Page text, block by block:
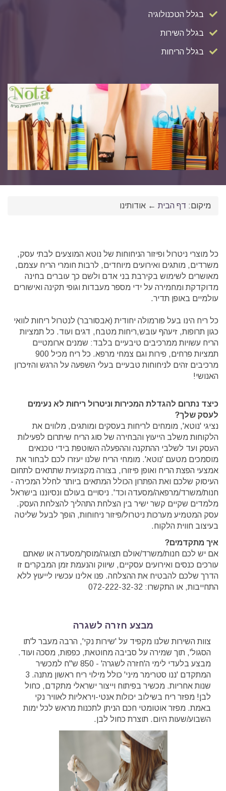
בגלל הטכנולוגיה
בגלל השירות
בגלל הריחות
מיקום: דף הבית ← אודותינו
כל מוצרי ניטרול ופיזור הניחוחות של נוטא המוצעים לבתי עסק,
משרדים, מותגים ואירועים מיוחדים, לרבות חומרי הריח עצמם,
מאושרים לשימוש בקירבת בני אדם ולשם כך עוברים בחינה
מדוקדקת ומחמירה על ידי מספר מעבדות וגופי תקינה ואישורים
עולמיים באופן תדיר.
כל ריח הינו בעל פורמולה יחודית (אבסורבר) לנטרול ריחות לוואי
כגון תרופות, זיעהף עובש,ריחות מטבח, דגים ועוד. כל תמציות
הריח עשויות ממרכיבים טיבעיים בלבד: שמנים ארומטיים
תמציות פרחים, פירות וגם צמחי מרפא. כל ריח מכיל 900
מרכיבים זהים לניחוחות טבעיים בעלי השפעה על הרגש והזיכרון
האנושי!
כיצד נתרום להגדלת המכירות וניטרול ריחות לא נעימים
לעסק שלך?
נציגי 'נוטא', מומחים לריחות בעסקים ומותגים, מלווים את
הלקוחות משלב הייעוץ והבחירה של סוג הריח שיתרום לפעילות
העסק ועד לשלבי ההתקנה וההפעלה השוטפת בידי טכנאים
מוסמכים מטעם 'נוטא'. מומחי הריח שלנו יעזרו לכם לבחור את
אמצעי הפצת הריח ואופן פיזורו, בצורה מקצועית שתתאים לתחום
העיסוק שלכם ואת הפתרון הכולל המתאים ביותר לחלל המכירה -
חנות/משרד/מרפאה/מסעדה וכד'. ניסויים בעולם ונסיוננו בישראל
מלמדים שקיים קשר ישיר בין הצלחת התהליך להצלחת העסק.
עסק המטמיע מערכות ניטרול/פיזור ניחוחות, הופך לבעל שליטה
בעיצוב חווית הלקוח.
איך מתקדמים?
אם יש לכם חנות/משרד/אולם תצוגה/מוסך/מסעדה או שאתם
עורכים כנסים ואירועים עסקיים, שיווק והנעמת זמן המבקרים זו
הדרך שלכם להבטיח את ההצלחה. פנו אלינו עכשיו לייעוץ ללא
התחייבות, או התקשרו: 072-222-32-32
מבצע חזרה לשגרה
צוות השירות שלנו מקפיד על 'שירות נקי', הרבה מעבר ל'תו
הסגול', תוך שמירה על סביבה מחוטאת, כפפות, מסכה ועוד.
מבצע בלעדי לימי ה'חזרה לשגרה' - 850 ש"ח למכשיר
המתקדם 'ננו סטרימר מיני' כולל מילוי ריח ראשון מתנה. 3
שנות אחריות. מכשיר בפיתוח וייצור ישראלי מתקדם, כחול
לבן! מפזר ריח בשילוב יכולות אנטי-ויראליות לאוויר נקי
באמת. מפזר אוטומטי חכם הניתן לתכנות מראש לכל ימות
השבוע/שעות היום. תוצרת כחול לבן.